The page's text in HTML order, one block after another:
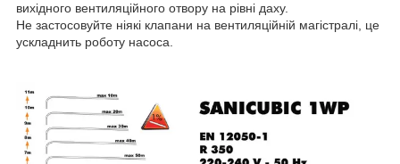
вихідного вентиляційного отвору на рівні даху.
Не застосовуйте ніякі клапани на вентиляційній магістралі, це
ускладнить роботу насоса.